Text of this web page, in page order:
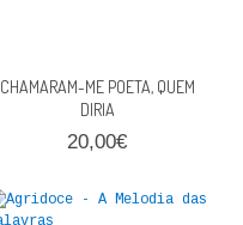
CHAMARAM-ME POETA, QUEM
DIRIA
20,00€